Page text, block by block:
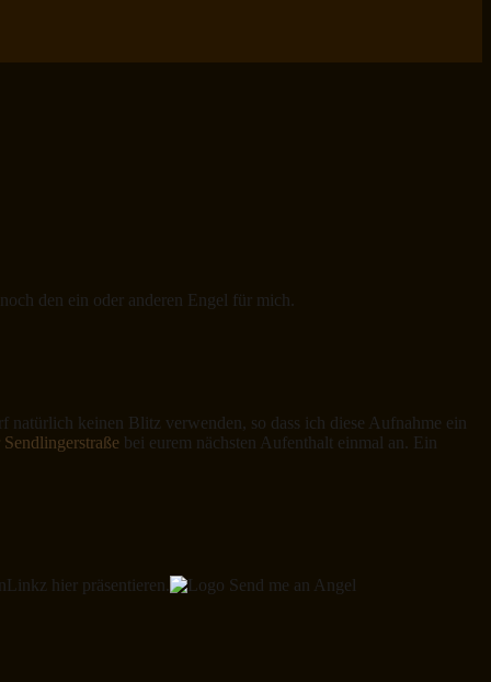
den ein oder anderen Engel für mich.
natürlich keinen Blitz verwenden, so dass ich diese Aufnahme ein
Sendlingerstraße bei eurem nächsten Aufenthalt einmal an. Ein
hier präsentieren.